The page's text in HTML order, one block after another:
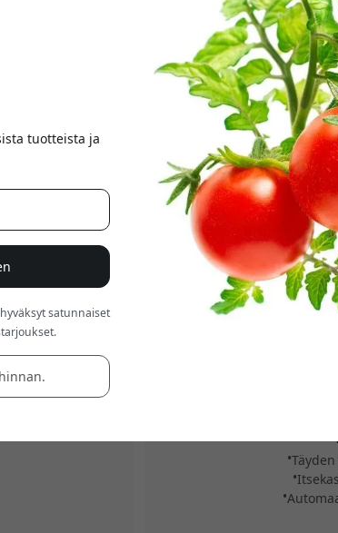
5.0
ajastimella
Click & Grow HydroVase
tuotteista ja
satunnaiset
Käytä tätä koodia